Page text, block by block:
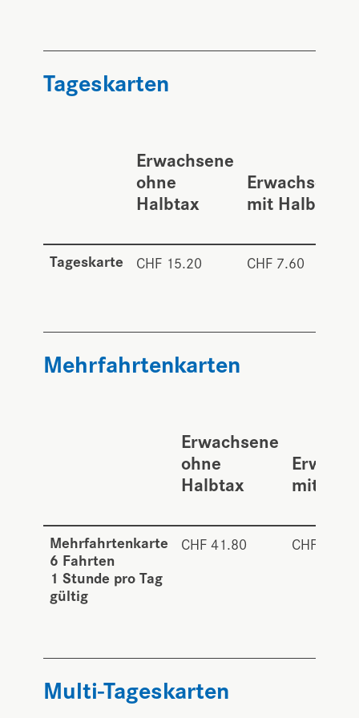
Tageskarten
Erwachsene
ohne
Halbtax
Erwachsene
mit Halbtax
Tageskarte CHF 15.20 CHF 7.60
Mehrfahrtenkarten
Erwachsene
ohne
Halbtax
mit
Mehrfahrtenkarte
6 Fahrten
1 Stunde pro Tag
gültig
CHF 41.80 CHF 20.90
Multi-Tageskarten